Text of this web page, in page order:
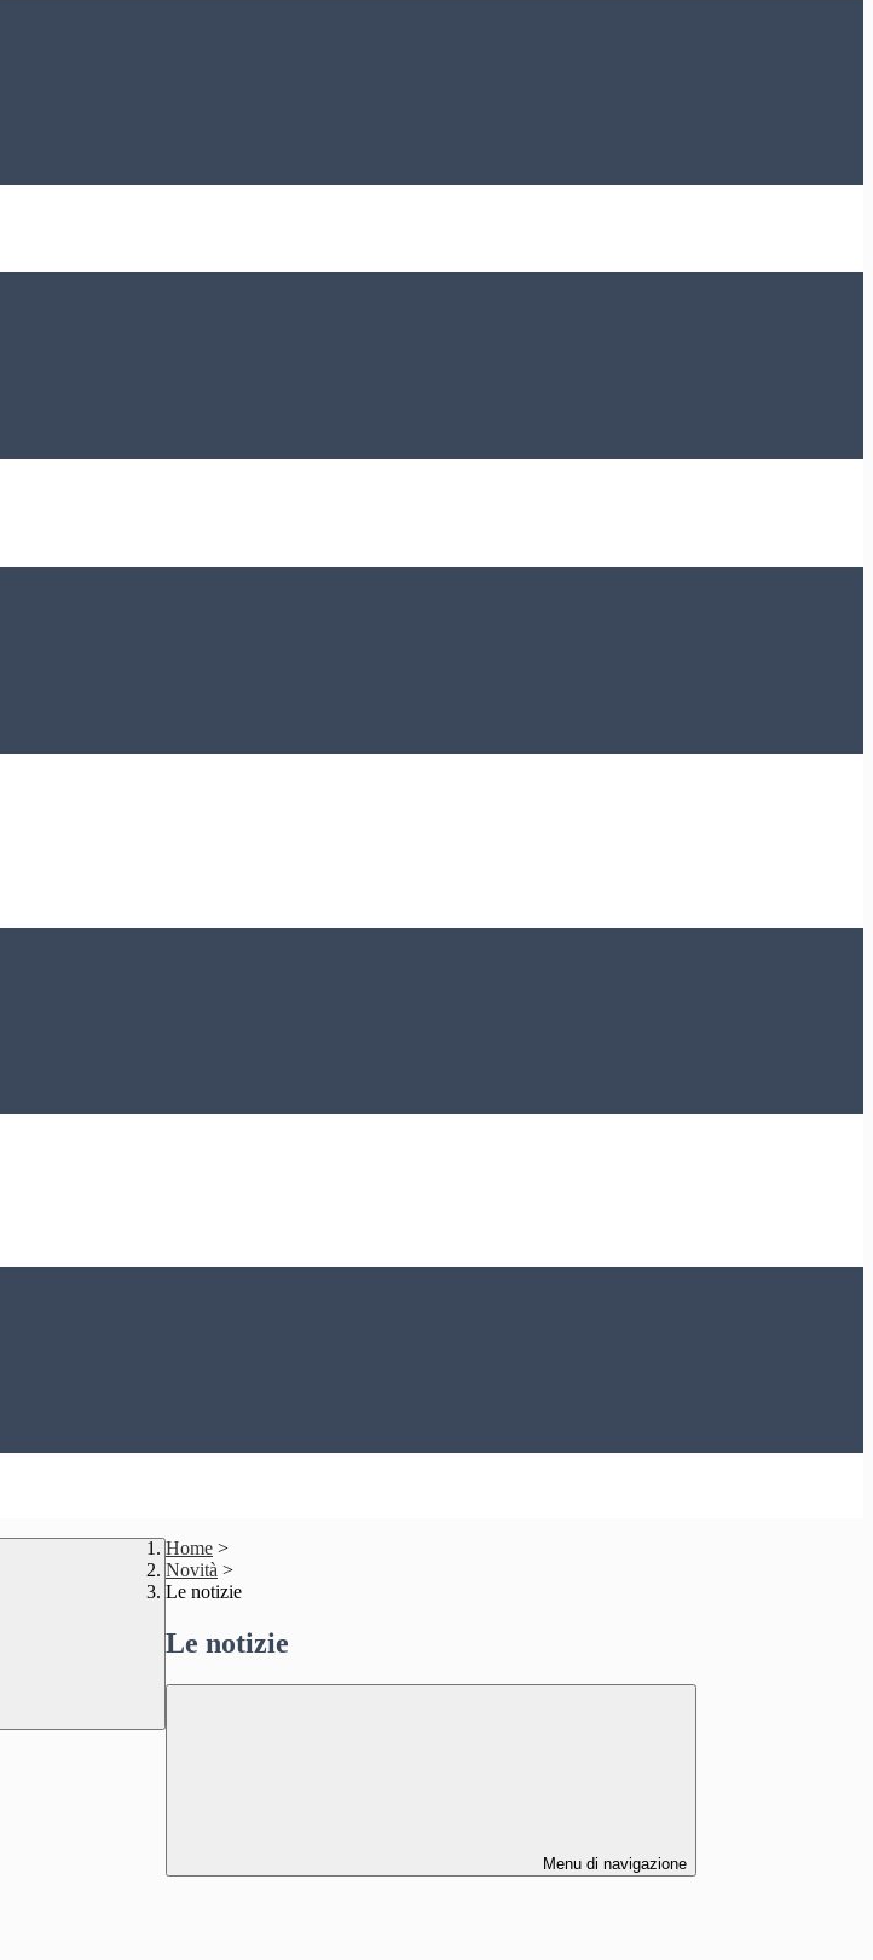
Home >
Novità >
Le notizie
Le notizie
Menu di navigazione